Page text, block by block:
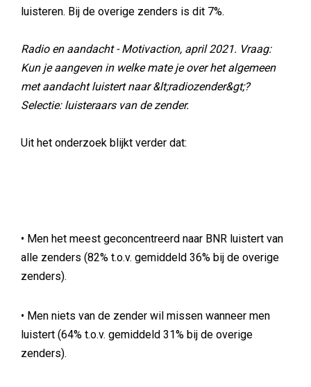
luisteren. Bij de overige zenders is dit 7%.
Radio en aandacht - Motivaction, april 2021. Vraag:
Kun je aangeven in welke mate je over het algemeen
met aandacht luistert naar &lt;radiozender&gt;?
Selectie: luisteraars van de zender.
Uit het onderzoek blijkt verder dat:
• Men het meest geconcentreerd naar BNR luistert van
alle zenders (82% t.o.v. gemiddeld 36% bij de overige
zenders).
• Men niets van de zender wil missen wanneer men
luistert (64% t.o.v. gemiddeld 31% bij de overige
zenders).